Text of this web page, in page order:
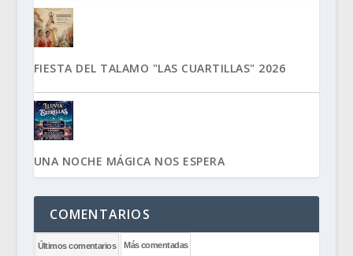
FIESTA DEL TALAMO "LAS CUARTILLAS" 2026
UNA NOCHE MÁGICA NOS ESPERA
COMENTARIOS
Últimos comentarios Más comentadas